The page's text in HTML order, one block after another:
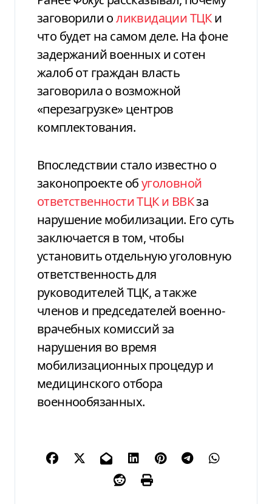
заговорили оликвидации ТЦКи
что будет на самом деле. На фоне
задержаний военных и сотен
жалоб от граждан власть
заговорила о возможной
«перезагрузке» центров
комплектования.
Впоследствии стало известно о
законопроекте обуголовной
ответственности ТЦК и ВВКза
нарушение мобилизации. Его суть
заключается в том, чтобы
установить отдельную уголовную
ответственность для
руководителей ТЦК, а также
членов и председателей военно-
врачебных комиссий за
нарушения во время
мобилизационных процедур и
медицинского отбора
военнообязанных.